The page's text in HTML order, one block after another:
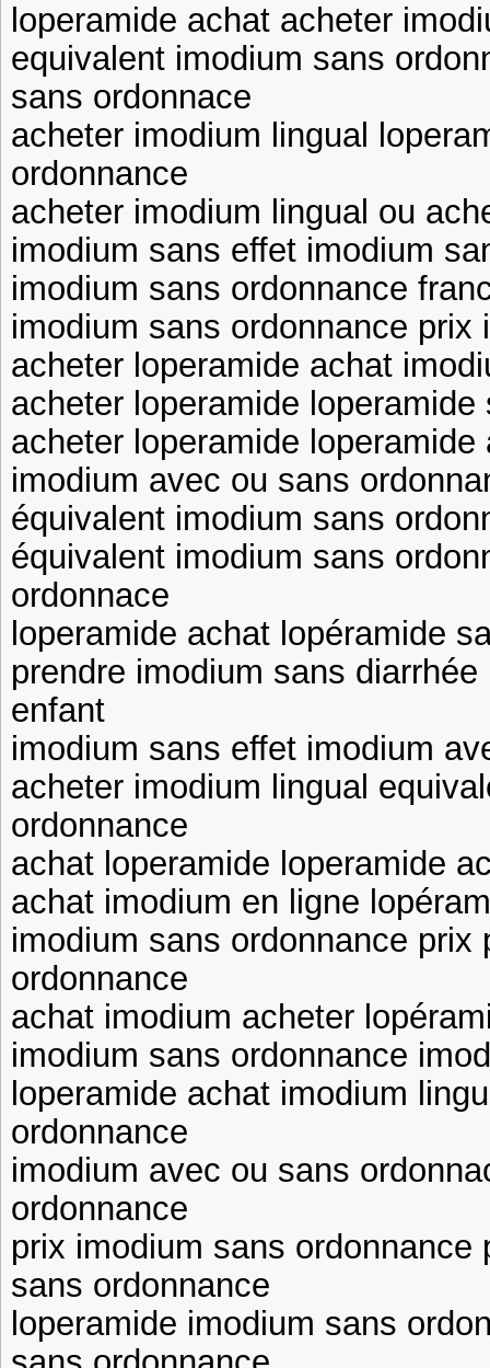
loperamide achat acheter
equivalent imodium sans
sans ordonnace
acheter imodium lingual
ordonnance
acheter imodium lingual ou
imodium sans effet imodium
imodium sans ordonnance
imodium sans ordonnance prix
acheter loperamide achat
acheter loperamide loperamide
acheter loperamide loperamide
imodium avec ou sans
équivalent imodium sans
équivalent imodium sans
ordonnace
loperamide achat lopéramide
prendre imodium sans
enfant
imodium sans effet imodium
acheter imodium lingual
ordonnance
achat loperamide loperamide
achat imodium en ligne
imodium sans ordonnance prix
ordonnance
achat imodium acheter
imodium sans ordonnance
loperamide achat imodium
ordonnance
imodium avec ou sans
ordonnance
prix imodium sans ordonnance
sans ordonnance
loperamide imodium sans